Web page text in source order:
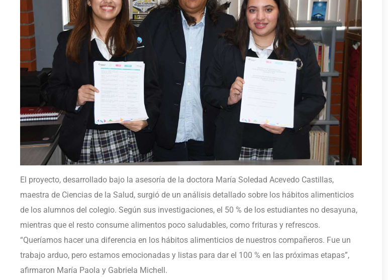
El proyecto, desarrollado bajo la asesoría de la doctora María Soledad Acevedo Castillas,
maestra de Ciencias de la Salud, surgió de un análisis detallado sobre los hábitos alimenticios
de los alumnos del colegio. Según sus investigaciones, el 50 % de los estudiantes no desayuna,
mientras que el resto consume alimentos poco saludables, como frituras y refrescos.
“Queríamos hacer una diferencia en los hábitos alimenticios de nuestros compañeros. Fue un
trabajo arduo, pero estamos emocionadas y listas para dar el 100 % en las próximas etapas”,
afirmaron María Paola y Gabriela Michell.